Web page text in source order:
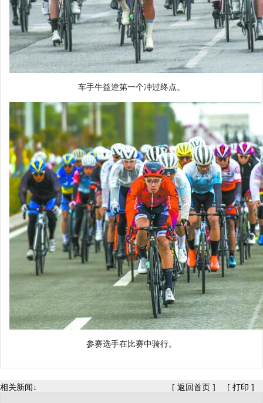
车手牛益逵第一个冲过终点。
参赛选手在比赛中骑行。
相关新闻↓ [ 返回首页 ] [ 打印 ]